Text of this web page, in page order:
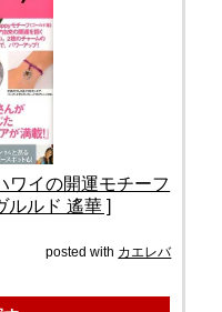
ワイの開運モチーフ
ルルド 遙華 ]
posted with カエレバ